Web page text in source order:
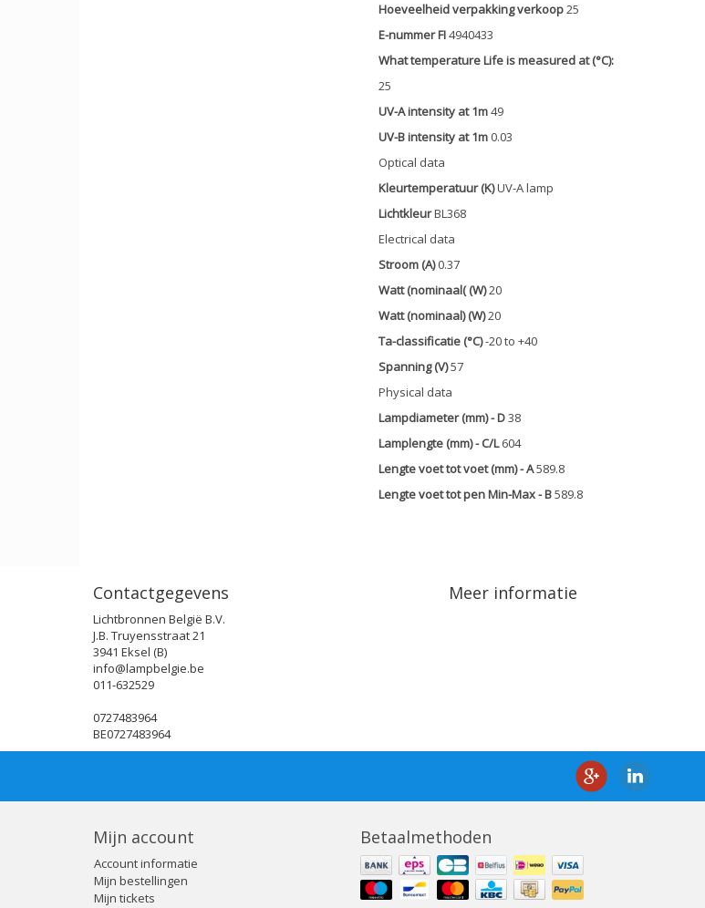
Hoeveelheid verpakking verkoop25
E-nummer FI4940433
What temperature Life is measured at (°C):
25
UV-A intensity at 1m49
UV-B intensity at 1m 0.03
Optical data
Kleurtemperatuur (K)UV-A lamp
LichtkleurBL368
Electrical data
Stroom (A)0.37
Watt (nominaal( (W)20
Watt (nominaal) (W)20
Ta-classificatie (°C)-20 to +40
Spanning (V)57
Physical data
Lampdiameter (mm) - D38
Lamplengte (mm) - C/L604
Lengte voet tot voet (mm) - A589.8
Lengte voet tot pen Min-Max - B589.8
Contactgegevens
Lichtbronnen België B.V.
J.B. Truyensstraat 21
3941 Eksel (B)
info@lampbelgie.be
011-632529
0727483964
BE0727483964
Meer informatie
Mijn account
Account informatie
Mijn bestellingen
Mijn tickets
Betaalmethoden